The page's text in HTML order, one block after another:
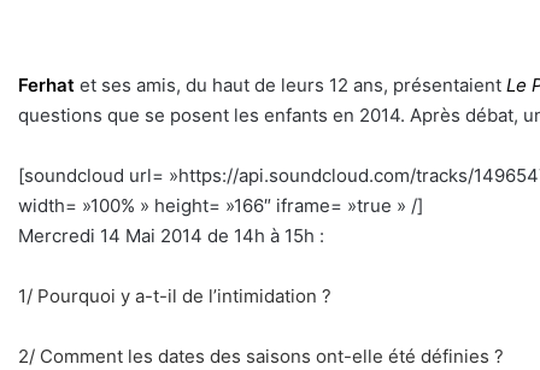
Ferhat et ses amis, du haut de leurs 12 ans, présentaient Le
questions que se posent les enfants en 2014. Après débat,
[soundcloud url= »https://api.soundcloud.com/tracks/
width= »100% » height= »166″ iframe= »true » /]
Mercredi 14 Mai 2014 de 14h à 15h :
1/ Pourquoi y a-t-il de l’intimidation ?
2/ Comment les dates des saisons ont-elle été définies ?